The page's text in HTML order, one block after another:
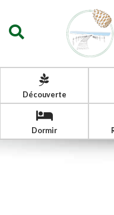
Découverte
Dormir